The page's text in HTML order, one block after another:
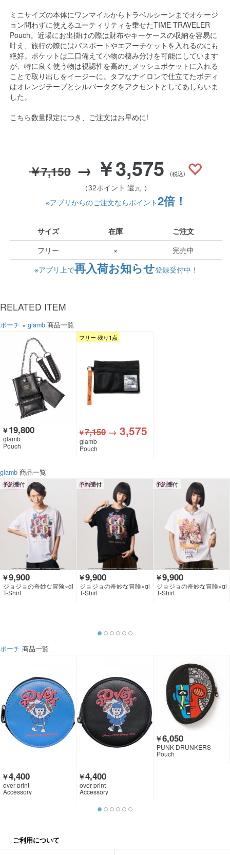
ミニサイズの本体にワンマイルからトラベルシーンまでオケージ
ョン問わずに使えるユーティリティを乗せたTIME TRAVELER
Pouch。近場にお出掛けの際は財布やキーケースの収納を容易に
叶え、旅行の際にはパスポートやエアーチケットを入れるのにも
絶好。ポケットは二口備えて小物の棲み分けを可能にしています
が、特に良く使う物は視認性を高めたメッシュポケットに入れる
ことで取り出しをイージーに。タフなナイロンで仕立てたボディ
はオレンジテープとシルバータグをアクセントとしてあしらいま
した。
こちら数量限定につき、ご注文はお早めに!
￥7,150 → ￥3,575 (税込)
（32ポイント 還元 ）
※アプリからのご注文ならポイント2倍！
サイズ 在庫
ご注文
フリー
×
完売中
※アプリ上で再入荷お知らせ登録受付中！
RELATED ITEM
ポーチ × glamb 商品一覧
￥19,800
glamb
Pouch
フリー 残り1点
￥7,150→3,575
glamb
Pouch
glamb 商品一覧
予約受付
￥9,900
ジョジョの奇妙な冒険×gl
amb
T-Shirt
予約受付
￥9,900
ジョジョの奇妙な冒険×gl
amb
T-Shirt
予約受付
￥9,900
ジョジョの奇妙な冒険×gl
amb
T-Shirt
ポーチ 商品一覧
￥4,400
over print
Accessory
￥4,400
over print
Accessory
￥6,050
PUNK DRUNKERS
Pouch
ご利用について